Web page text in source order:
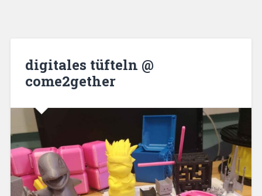
digitales tüfteln @
come2gether